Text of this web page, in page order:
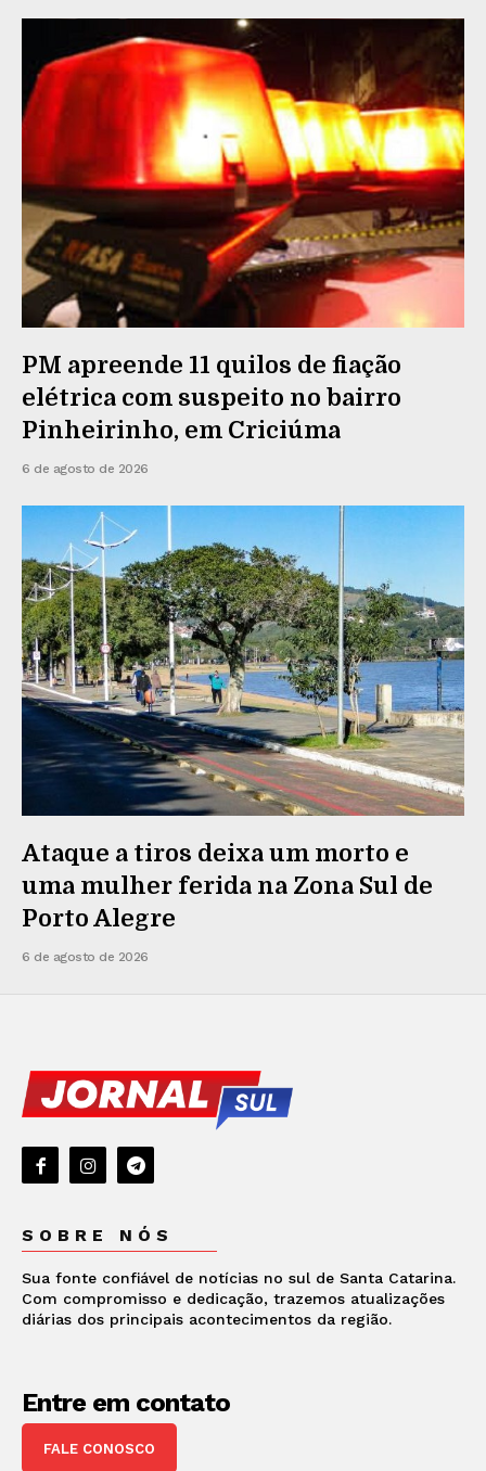
PM apreende 11 quilos de fiação
elétrica com suspeito no bairro
Pinheirinho, em Criciúma
6 de agosto de 2026
Ataque a tiros deixa um morto e
uma mulher ferida na Zona Sul de
Porto Alegre
6 de agosto de 2026
SOBRE NÓS
Sua fonte confiável de notícias no sul de Santa Catarina.
Com compromisso e dedicação, trazemos atualizações
diárias dos principais acontecimentos da região.
Entre em contato
FALE CONOSCO